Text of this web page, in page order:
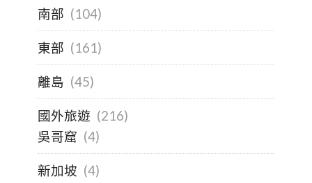
南部 (104)
東部 (161)
離島 (45)
國外旅遊 (216)
吳哥窟 (4)
新加坡 (4)